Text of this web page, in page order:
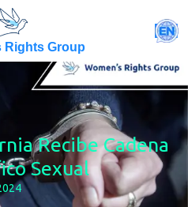
Rights Group
EN
Recibe Cadena
Sexual